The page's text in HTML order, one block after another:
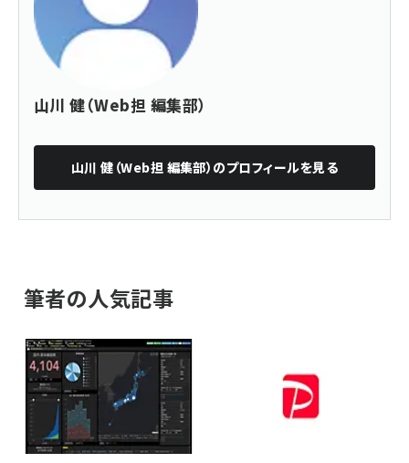
山川 健（Web担 編集部）
山川 健（Web担 編集部） のプロフィールを見る
筆者の人気記事